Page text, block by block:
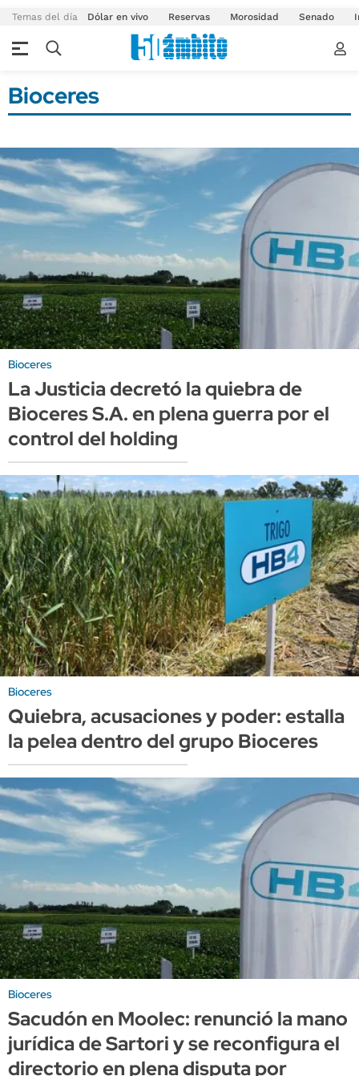
Temas del día Dólar en vivo Reservas Morosidad Senado
Bioceres
Bioceres
La Justicia decretó la quiebra de
Bioceres S.A. en plena guerra por el
control del holding
Bioceres
Quiebra, acusaciones y poder: estalla
la pelea dentro del grupo Bioceres
Bioceres
Sacudón en Moolec: renunció la mano
jurídica de Sartori y se reconfigura el
directorio en plena disputa por